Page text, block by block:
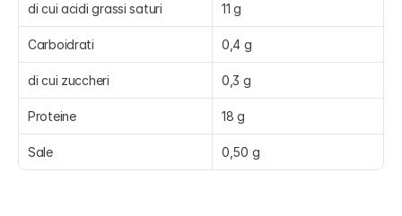
di cui acidi grassi saturi 11 g
Carboidrati 0,4 g
di cui zuccheri 0,3 g
Proteine 18 g
Sale 0,50 g